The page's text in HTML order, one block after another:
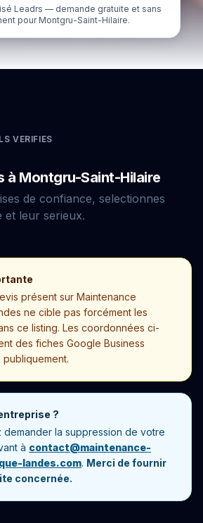
Leadrs — demande gratuite et sans
pour Montgru-Saint-Hilaire.
VERIFIES
à Montgru-Saint-Hilaire
de confiance, selectionnes
et leur serieux.
présent sur Maintenance
ne cible pas forcément les
ce listing. Les coordonnées ci-
des fiches Google Business
?
demander la suppression de votre
à contact@maintenance-
landes.com. Merci de fournir
concernée.